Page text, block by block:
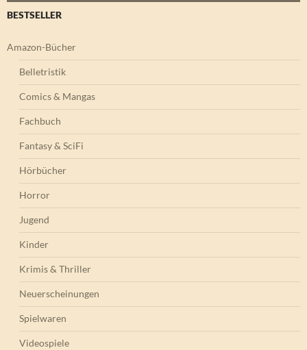
BESTSELLER
Amazon-Bücher
Belletristik
Comics & Mangas
Fachbuch
Fantasy & SciFi
Hörbücher
Horror
Jugend
Kinder
Krimis & Thriller
Neuerscheinungen
Spielwaren
Videospiele